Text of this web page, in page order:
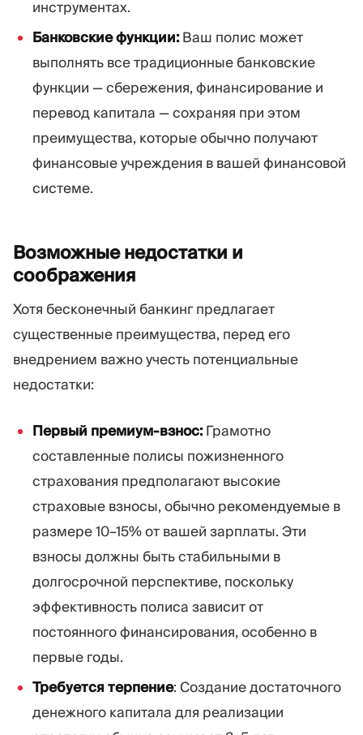
инструментах.
Банковские функции:Ваш полис может
выполнять все традиционные банковские
функции — сбережения, финансирование и
перевод капитала — сохраняя при этом
преимущества, которые обычно получают
финансовые учреждения в вашей финансовой
системе.
Возможные недостатки и
соображения
Хотя бесконечный банкинг предлагает
существенные преимущества, перед его
внедрением важно учесть потенциальные
недостатки:
Первый премиум-взнос:Грамотно
составленные полисы пожизненного
страхования предполагают высокие
страховые взносы, обычно рекомендуемые в
размере 10–15% от вашей зарплаты. Эти
взносы должны быть стабильными в
долгосрочной перспективе, поскольку
эффективность полиса зависит от
постоянного финансирования, особенно в
первые годы.
Требуется терпение: Создание достаточного
денежного капитала для реализации